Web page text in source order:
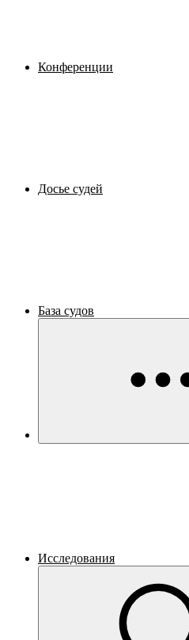
Конференции
Досье судей
База судов
Исследования